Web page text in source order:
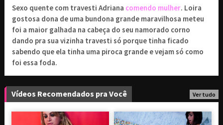
1 mês de assinatura
Renovado a cada 1 mês
R$9,90
3 meses de assinatura
Renovado a cada 3 meses
R$19
R$29,90
Combo Avantajadas
// Acesso a 4 sites
exclusivos
R$29,90
Sexo quente com travesti Adriana comendo mulher. Loira
gostosa dona de uma bundona grande maravilhosa meteu
foi a maior galhada na cabeça do seu namorado corno
dando pra sua vizinha travesti só porque tinha ficado
sabendo que ela tinha uma piroca grande e vejam só como
foi essa foda.
Vídeos Recomendados pra Você Ver tudo